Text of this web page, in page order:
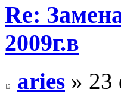
Re:
2009г.в
aries » 23